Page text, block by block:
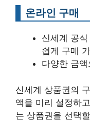
온라인 구매
신세계 공
쉽게 구매
다양한 금
신세계 상품권의
액을 미리 설정하
는 상품권을 선택